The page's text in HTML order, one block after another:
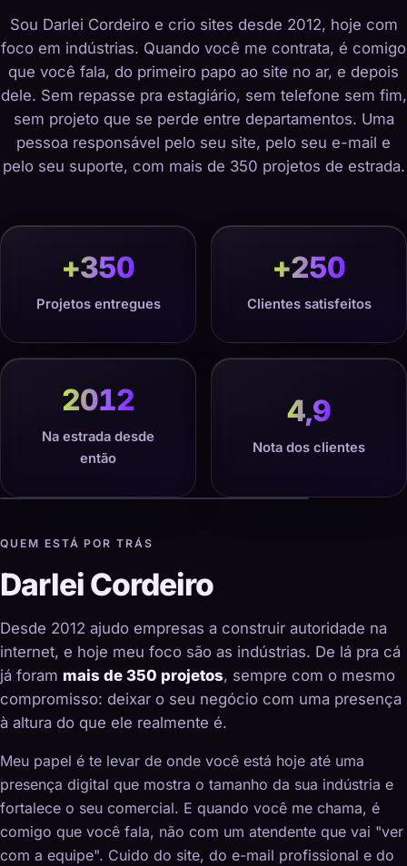
Sou Darlei Cordeiro e crio sites desde 2012, hoje com
foco em indústrias. Quando você me contrata, é comigo
que você fala, do primeiro papo ao site no ar, e depois
dele. Sem repasse pra estagiário, sem telefone sem fim,
sem projeto que se perde entre departamentos. Uma
pessoa responsável pelo seu site, pelo seu e-mail e
pelo seu suporte, com mais de 350 projetos de estrada.
+350
Projetos entregues
+250
Clientes satisfeitos
2012
Na estrada desde
então
4,9
Nota dos clientes
QUEM ESTÁ POR TRÁS
Darlei Cordeiro
Desde 2012 ajudo empresas a construir autoridade na
internet, e hoje meu foco são as indústrias. De lá pra cá
já foram mais de 350 projetos, sempre com o mesmo
compromisso: deixar o seu negócio com uma presença
à altura do que ele realmente é.
Meu papel é te levar de onde você está hoje até uma
presença digital que mostra o tamanho da sua indústria e
fortalece o seu comercial. E quando você me chama, é
comigo que você fala, não com um atendente que vai "ver
com a equipe". Cuido do site, do e-mail profissional e do